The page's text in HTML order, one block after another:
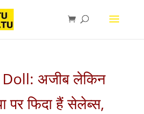
अजीब लेकिन
पर फिदा हैं सेलेब्स,